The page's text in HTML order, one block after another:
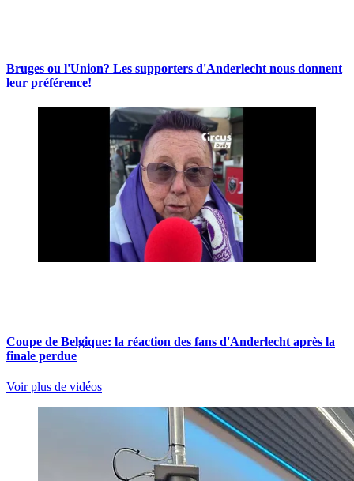
Bruges ou l'Union? Les supporters d'Anderlecht nous donnent
leur préférence!
Coupe de Belgique: la réaction des fans d'Anderlecht après la
finale perdue
Voir plus de vidéos